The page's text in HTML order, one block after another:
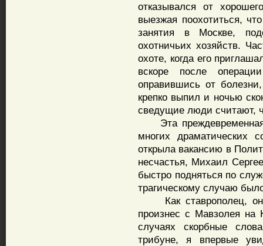
отказывался от
выезжая поохотиться,
занятия в Москве,
охотничьих хозяйств.
oxoтe, когда его
вскоре после
оправившись от
крепко выпил и ночью
сведущие люди считают,
Эта преждевременная
многих драматических
открыла вакансию в
несчастья, Михаил
быстро подняться по
трагическому случаю
Как ставрополец, он
произнес с Мавзолея
случаях скорбные
трибуне, я впервые